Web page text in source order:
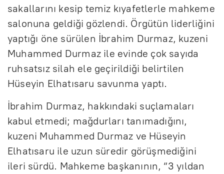
sakallarını kesip temiz kıyafetlerle mahkeme
salonuna geldiği gözlendi. Örgütün liderliğini
yaptığı öne sürülen İbrahim Durmaz, kuzeni
Muhammed Durmaz ile evinde çok sayıda
ruhsatsız silah ele geçirildiği belirtilen
Hüseyin Elhatısaru savunma yaptı.
İbrahim Durmaz, hakkındaki suçlamaları
kabul etmedi; mağdurları tanımadığını,
kuzeni Muhammed Durmaz ve Hüseyin
Elhatısaru ile uzun süredir görüşmediğini
ileri sürdü. Mahkeme başkanının, “3 yıldan